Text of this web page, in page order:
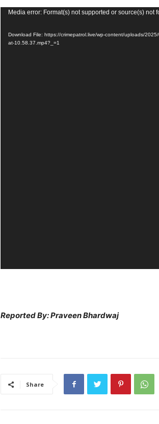
Media error: Format(s) not supported or source(s) not
Download File: https://crimepatrol.live/wp-content/uploads/
at-10.58.37.mp4?_=1
Reported By: Praveen Bhardwaj
Share